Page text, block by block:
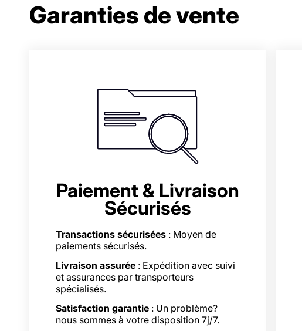
Garanties de vente
Paiement & Livraison
Sécurisés
Transactions sécurisées : Moyen de
paiements sécurisés.
Livraison assurée : Expédition avec suivi
et assurances par transporteurs
spécialisés.
Satisfaction garantie : Un problème?
nous sommes à votre disposition 7j/7.